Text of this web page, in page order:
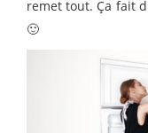
remet tout. Ça fait
🙂